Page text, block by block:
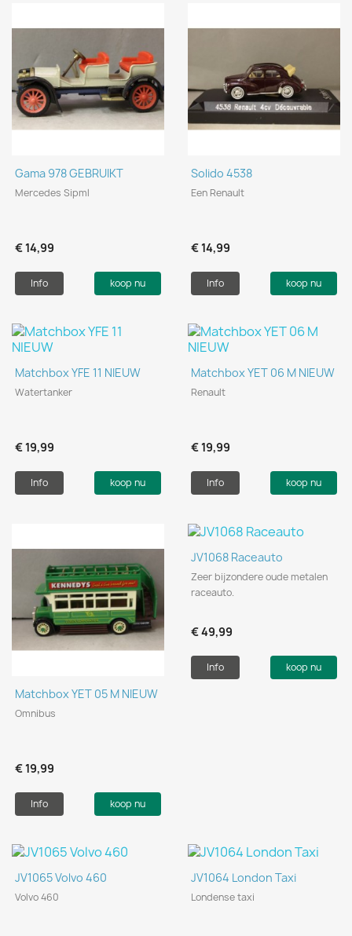
Gama 978 GEBRUIKT
Mercedes Sipml
€ 14,99
Info koop nu
Solido 4538
Een Renault
€ 14,99
Info koop nu
Matchbox YFE 11 NIEUW
Watertanker
€ 19,99
Info koop nu
Matchbox YET 06 M NIEUW
Renault
€ 19,99
Info koop nu
Matchbox YET 05 M NIEUW
Omnibus
€ 19,99
Info koop nu
JV1068 Raceauto
Zeer bijzondere oude metalen
raceauto.
€ 49,99
Info koop nu
JV1065 Volvo 460
Volvo 460
JV1064 London Taxi
Londense taxi